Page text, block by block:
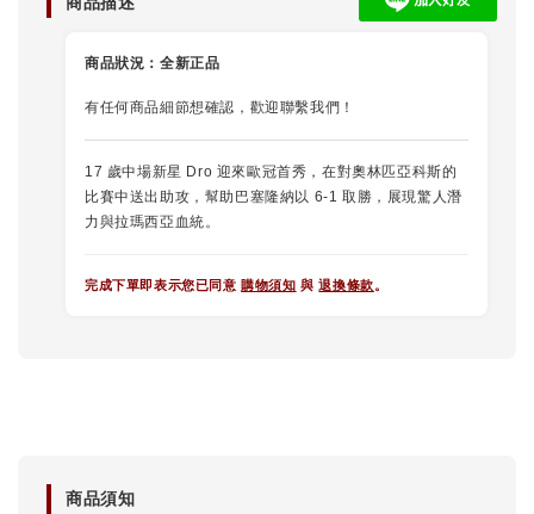
商品狀況： 全新正品
有任何商品細節想確認，歡迎聯繫我們！
17 歲中場新星 Dro 迎來歐冠首秀，在對奧林匹亞科斯的
比賽中送出助攻，幫助巴塞隆納以 6-1 取勝，展現驚人潛
力與拉瑪西亞血統。
完成下單即表示您已同意 購物須知 與退換條款。
商品須知